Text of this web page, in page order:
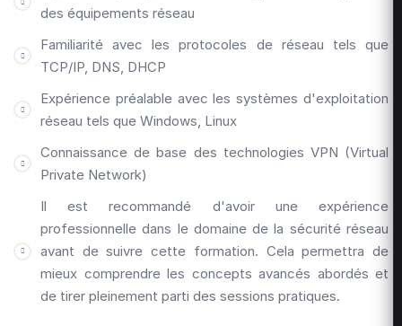
des équipements réseau
Familiarité avec les protocoles de réseau tels que
TCP/IP, DNS, DHCP
Expérience préalable avec les systèmes d'exploitation
réseau tels que Windows, Linux
Connaissance de base des technologies VPN (Virtual
Private Network)
Il est recommandé d'avoir une expérience
professionnelle dans le domaine de la sécurité réseau
avant de suivre cette formation. Cela permettra de
mieux comprendre les concepts avancés abordés et
de tirer pleinement parti des sessions pratiques.